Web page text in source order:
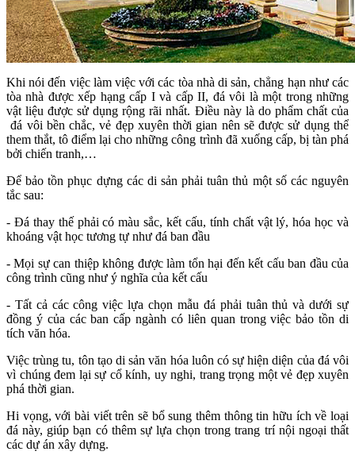
Khi nói đến việc làm việc với các tòa nhà di sản, chẳng hạn như các
tòa nhà được xếp hạng cấp I và cấp II, đá vôi là một trong những
vật liệu được sử dụng rộng rãi nhất. Điều này là do phẩm chất của
đá vôi bền chắc, vẻ đẹp xuyên thời gian nên sẽ được sử dụng thể
them thắt, tô điểm lại cho những công trình đã xuống cấp, bị tàn phá
bởi chiến tranh,…
Để bảo tồn phục dựng các di sản phải tuân thủ một số các nguyên
tắc sau:
- Đá thay thế phải có màu sắc, kết cấu, tính chất vật lý, hóa học và
khoáng vật học tương tự như đá ban đầu
- Mọi sự can thiệp không được làm tổn hại đến kết cấu ban đầu của
công trình cũng như ý nghĩa của kết cấu
- Tất cả các công việc lựa chọn mẫu đá phải tuân thủ và dưới sự
đồng ý của các ban cấp ngành có liên quan trong việc bảo tồn di
tích văn hóa.
Việc trùng tu, tôn tạo di sản văn hóa luôn có sự hiện diện của đá vôi
vì chúng đem lại sự cổ kính, uy nghi, trang trọng một vẻ đẹp xuyên
phá thời gian.
Hi vọng, với bài viết trên sẽ bổ sung thêm thông tin hữu ích về loại
đá này, giúp bạn có thêm sự lựa chọn trong trang trí nội ngoại thất
các dự án xây dựng.